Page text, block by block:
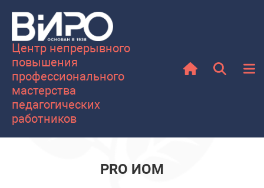
Центр непрерывного
повышения
профессионального
мастерства
педагогических
работников
PRO ИОМ